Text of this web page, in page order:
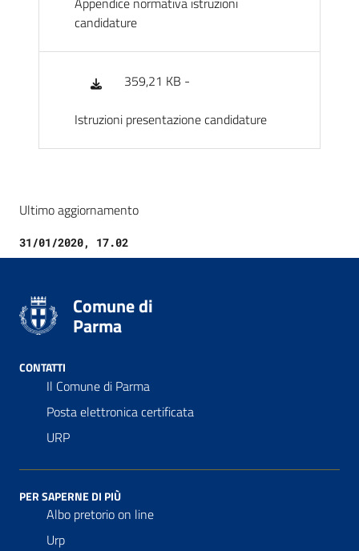
candidature
359,21 KB -
Istruzioni presentazione candidature
Ultimo aggiornamento
31/01/2020, 17.02
Comune di
Parma
CONTATTI
Il Comune di Parma
Posta elettronica certificata
URP
PER SAPERNE DI PIÙ
Albo pretorio on line
Urp